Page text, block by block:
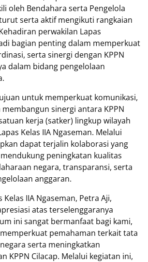
oleh Bendahara serta Pengelola
serta aktif mengikuti rangkaian
perwakilan Lapas
bagian penting dalam memperkuat
serta sinergi dengan KPPN
dalam bidang pengelolaan
untuk memperkuat komunikasi,
sinergi antara KPPN
kerja (satker) lingkup wilayah
Kelas IIA Ngaseman. Melalui
dapat terjalin kolaborasi yang
peningkatan kualitas
negara, transparansi, serta
anggaran.
Kelas IIA Ngaseman, Petra Aji,
atas terselenggaranya
ini sangat bermanfaat bagi kami,
pemahaman terkait tata
serta meningkatkan
KPPN Cilacap. Melalui kegiatan ini,